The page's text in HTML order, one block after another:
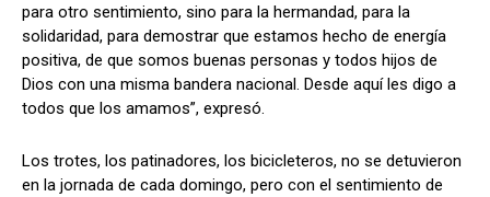
para otro sentimiento, sino para la hermandad, para la
solidaridad, para demostrar que estamos hecho de energía
positiva, de que somos buenas personas y todos hijos de
Dios con una misma bandera nacional. Desde aquí les digo a
todos que los amamos”, expresó.
Los trotes, los patinadores, los bicicleteros, no se detuvieron
en la jornada de cada domingo, pero con el sentimiento de